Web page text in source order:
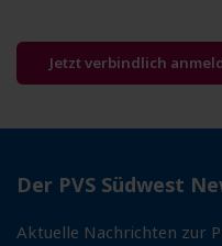
Der PVS Südwest
Aktuelle Nachrichten zur